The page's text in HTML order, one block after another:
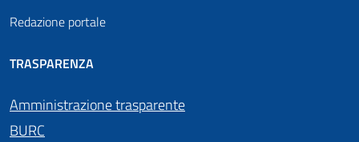
Redazione portale
TRASPARENZA
Amministrazione trasparente
BURC